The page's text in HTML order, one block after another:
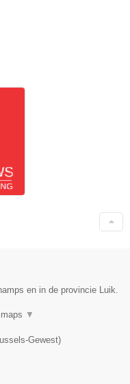
en in de provincie Luik.
▼
Gewest)